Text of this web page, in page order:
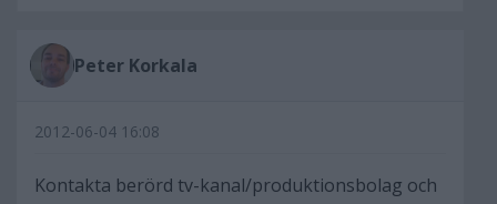
Peter Korkala
2012-06-04 16:08
Kontakta berörd tv-kanal/produktionsbolag och